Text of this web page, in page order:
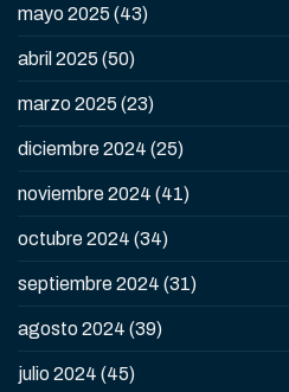
mayo 2025 (43)
abril 2025 (50)
marzo 2025 (23)
diciembre 2024 (25)
noviembre 2024 (41)
octubre 2024 (34)
septiembre 2024 (31)
agosto 2024 (39)
julio 2024 (45)